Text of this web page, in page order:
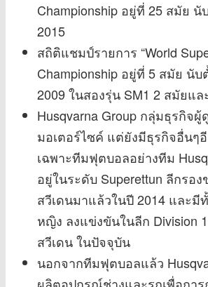
Championship อยู่ที่ 25 สมัย นั
2015
สถิติแชมป์รายการ “World
Championship อยู่ที่ 5 สมัย นับ
2009 ในสองรุ่น SM1 2 สมัยแล
Husqvarna Group กลุ่มธุรกิจ
มอเตอร์ไซค์ แต่ยังมีธุรกิจอื่นๆ
เฉพาะทีมฟุตบอลอย่างทีม
อยู่ในระดับ Superettun ลีกรอง
สวีเดนมาแล้วในปี 2014 และ
หญิง ลงแข่งขันในลีก Division
สวีเดน ในปัจจุบัน
นอกจากทีมฟุตบอลแล้ว